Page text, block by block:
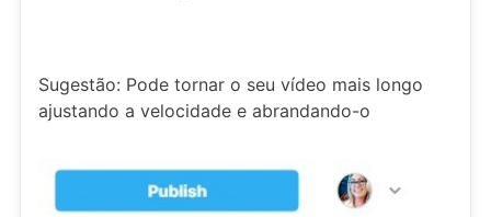
Sugestão: Pode tornar o seu vídeo mais longo
ajustando a velocidade e abrandando-o